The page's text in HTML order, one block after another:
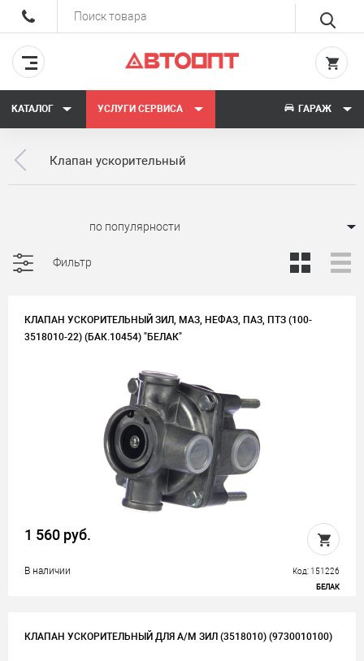
КАТАЛОГ УСЛУГИ СЕРВИСА ГАРАЖ
Клапан ускорительный
Фильтр
КЛАПАН УСКОРИТЕЛЬНЫЙ ЗИЛ, МАЗ, НЕФАЗ, ПАЗ, ПТЗ (100-
3518010-22) (БАК.10454) "БЕЛАК"
1 560 руб.
В наличии Код: 151226
БЕЛАК
КЛАПАН УСКОРИТЕЛЬНЫЙ ДЛЯ А/М ЗИЛ (3518010) (9730010100)